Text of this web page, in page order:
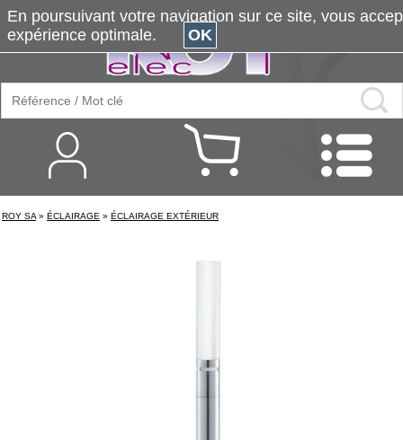
ROY SA » ÉCLAIRAGE » ÉCLAIRAGE EXTÉRIEUR
En poursuivant votre navigation sur ce site, vous
expérience optimale.
OK